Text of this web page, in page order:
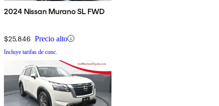
2024 Nissan Murano SL FWD
$25,846 Precio alto
Incluye tarifas de conc.